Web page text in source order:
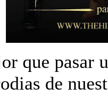
que pasar
de